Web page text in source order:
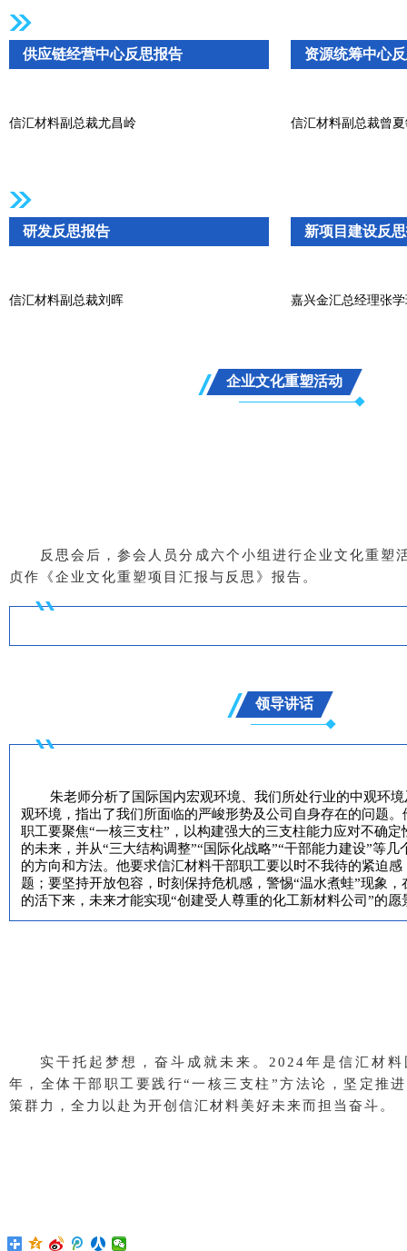
供应链经营中心反思报告
信汇材料副总裁尤昌岭
资源统筹中心
信汇材料副总裁曾
研发反思报告
信汇材料副总裁刘晖
新项目建设反
嘉兴金汇总经理张
企业文化重塑活动
反思会后，参会人员分成六个小组进行企业文化重塑
贞作《企业文化重塑项目汇报与反思》报告。
领导讲话
朱老师分析了国际国内宏观环境、我们所处行业的中观环
观环境，指出了我们所面临的严峻形势及公司自身存在的问题
职工要聚焦“一核三支柱” ，以构建强大的三支柱能力应对不确
的未来，并从“三大结构调整”“ 国际化战略”“干部能力建设”等几
的方向和方法。他要求信汇材料干部职工要以时不我待的紧迫
题；要坚持开放包容，时刻保持危机感，警惕“温水煮蛙”现象，
的活下来，未来才能实现“创建受人尊重的化工新材料公司 ”的愿
实干托起梦想，奋斗成就未来。2024年是信汇材
年，全体干部职工要践行“一核三支柱 ”方法论，坚定推
策群力，全力以赴为开创信汇材料美好未来而担当奋斗。